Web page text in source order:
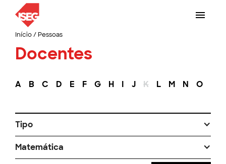
Início/ Pessoas
Docentes
A B C D E F G H I J K L M N O
Tipo
Matemática